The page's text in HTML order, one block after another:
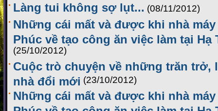
Làng tui không sợ lụt... (08/11/2012)
Những cái mất và được khi nhà
Phúc về tạo công ăn việc làm tại Hạ
(25/10/2012)
Cuộc trò chuyện về những trăn trở,
nhà đổi mới (23/10/2012)
Những cái mất và được khi nhà